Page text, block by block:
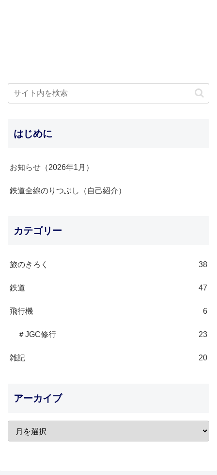
はじめに
お知らせ（2026年1月）
鉄道全線のりつぶし（自己紹介）
カテゴリー
旅のきろく 38
鉄道 47
飛行機 6
＃JGC修行 23
雑記 20
アーカイブ